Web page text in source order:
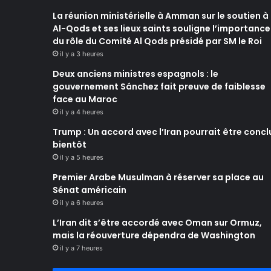
La réunion ministérielle à Amman sur le soutien à
Al-Qods et ses lieux saints souligne l’importance
du rôle du Comité Al Qods présidé par SM le Roi
il y a 3 heures
Deux anciens ministres espagnols : le
gouvernement Sánchez fait preuve de faiblesse
face au Maroc
il y a 4 heures
Trump : Un accord avec l’Iran pourrait être
bientôt
il y a 5 heures
Premier Arabe Musulman à réserver sa place au
Sénat américain
il y a 6 heures
L’Iran dit s’être accordé avec Oman sur Ormuz,
mais la réouverture dépendra de Washington
il y a 7 heures